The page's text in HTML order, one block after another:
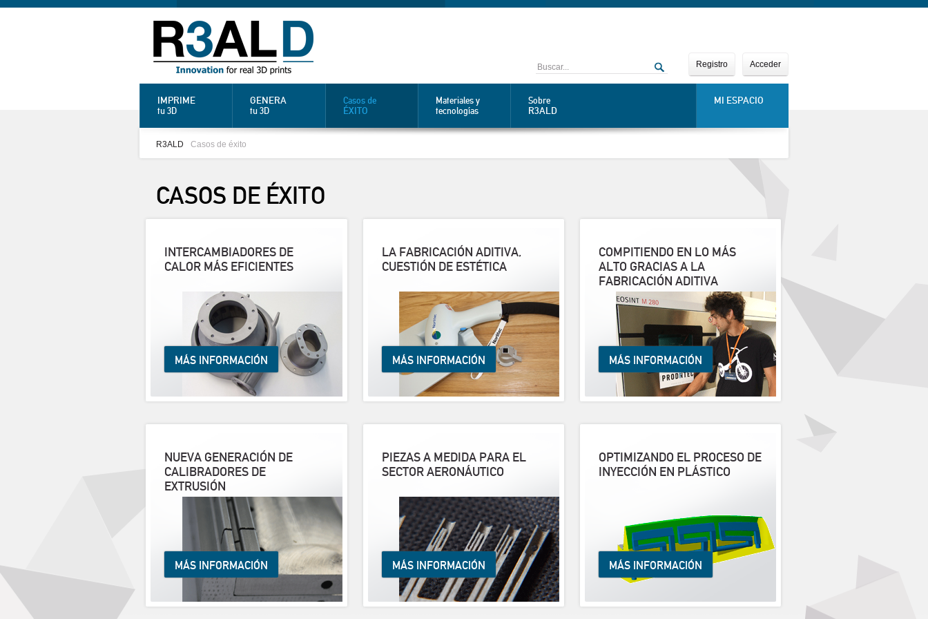
Acceder
Registro
IMPRIME
tu 3D
GENERA
tu 3D
Casos de
ÉXITO
Materiales y
tecnologías
Sobre
R3ALD
MI ESPACIO
R3ALD Casos de éxito
CASOS DE ÉXITO
INTERCAMBIADORES DE
CALOR MÁS EFICIENTES
MÁS INFORMACIÓN
LA FABRICACIÓN ADITIVA,
CUESTIÓN DE ESTÉTICA
MÁS INFORMACIÓN
COMPITIENDO EN LO MÁS
ALTO GRACIAS A LA
FABRICACIÓN ADITIVA
MÁS INFORMACIÓN
NUEVA GENERACIÓN DE
CALIBRADORES DE
EXTRUSIÓN
MÁS INFORMACIÓN
PIEZAS A MEDIDA PARA EL
SECTOR AERONÁUTICO
MÁS INFORMACIÓN
OPTIMIZANDO EL PROCESO DE
INYECCIÓN EN PLÁSTICO
MÁS INFORMACIÓN